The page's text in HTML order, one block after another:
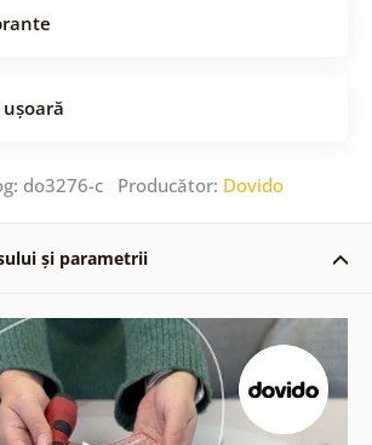
do3276-c Producător: Dovido
și parametrii